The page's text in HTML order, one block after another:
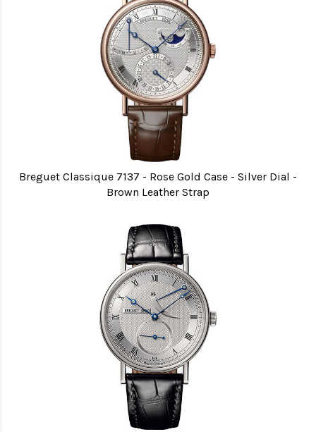
Breguet Classique 7137 - Rose Gold Case - Silver Dial -
Brown Leather Strap